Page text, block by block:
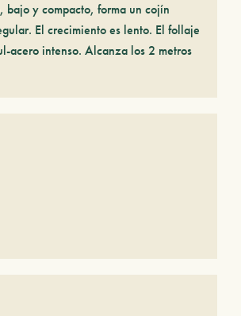
bajo y compacto, forma un cojín
El crecimiento es lento. El follaje
acero intenso. Alcanza los 2 metros